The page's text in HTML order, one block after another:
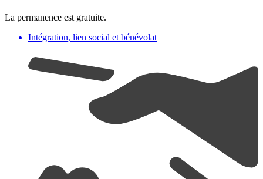
La permanence est gratuite.
Intégration, lien social et bénévolat